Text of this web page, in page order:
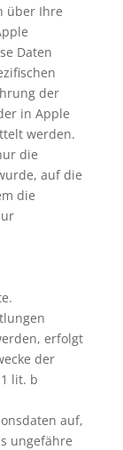
über Ihre
Daten
der
in Apple
werden.
die
auf die
die
erfolgt
der
lit. b
auf,
ungefähre